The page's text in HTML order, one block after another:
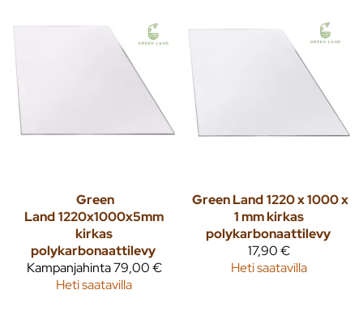
Green
Land1220x1000x5mm
kirkas
polykarbonaattilevy
Kampanjahinta79,00 €
Heti saatavilla
Green Land 1220 x 1000 x
1 mm kirkas
polykarbonaattilevy
17,90 €
Heti saatavilla